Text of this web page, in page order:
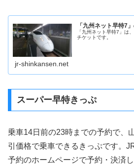
「九州ネット早特7
「九州ネット早特7」は
チケットです。
jr-shinkansen.net
スーパー早特きっぷ
乗車14日前の23時までの予約で、
引価格で乗車できるきっぷです。
予約のホームページで予約・決済